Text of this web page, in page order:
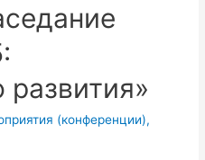
развития»
(конференции),